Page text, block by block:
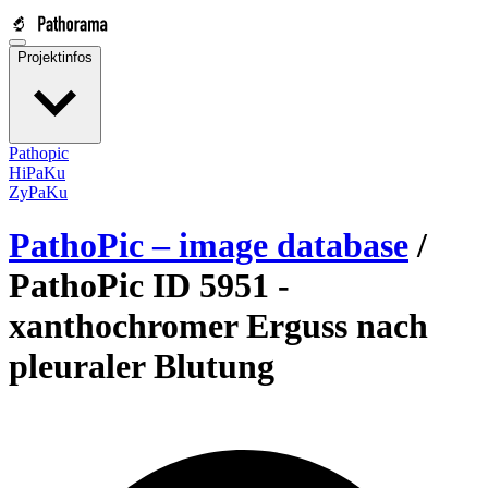
Projektinfos
Pathopic
HiPaKu
ZyPaKu
PathoPic – image database /
PathoPic ID 5951 -
xanthochromer Erguss nach
pleuraler Blutung